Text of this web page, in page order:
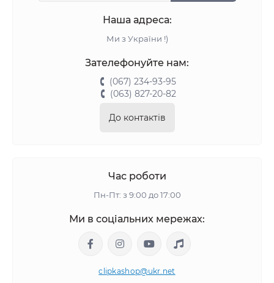
Наша адреса:
Ми з України !)
Зателефонуйте нам:
(067) 234-93-95
(063) 827-20-82
До контактів
Час роботи
Пн-Пт: з 9:00 до 17:00
Ми в соціальних мережах:
clipkashop@ukr.net